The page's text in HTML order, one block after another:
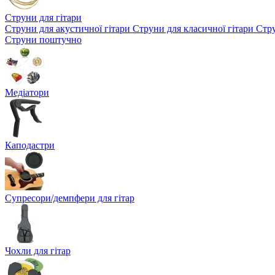
Струни для гітари
Струни для акустичної гітари Струни для класичної гітари
Струни поштучно
Медіатори
Каподастри
Супресори/демпфери для гітар
Чохли для гітар